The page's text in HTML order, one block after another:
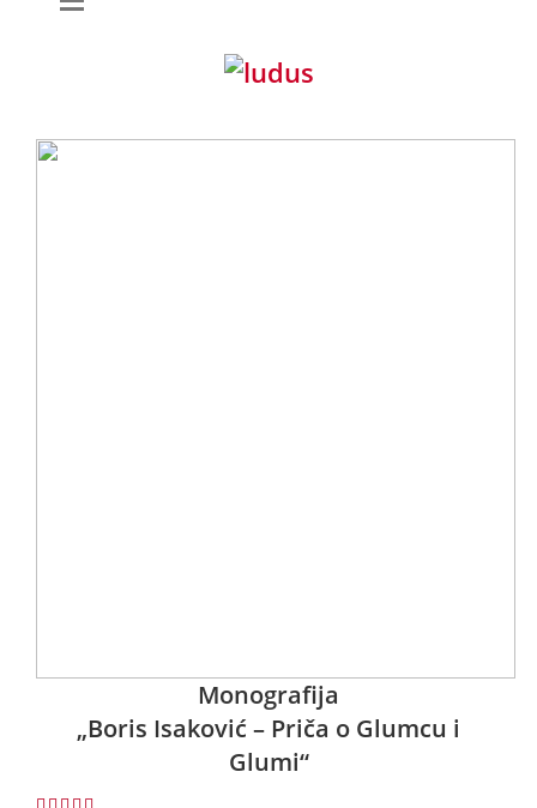
Monografija
„Boris Isaković – Priča o Glumcu i
Glumi“